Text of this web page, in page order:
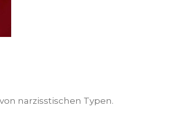
narzisstischen Typen.